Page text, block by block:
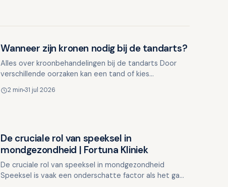
Wanneer zijn kronen nodig bij de tandarts?
Alles over kroonbehandelingen bij de tandarts Door
verschillende oorzaken kan een tand of kies
voldoende is.…
2 min31 jul 2026
Overig nieuws
De cruciale rol van speeksel in
mondgezondheid | Fortuna Kliniek
De cruciale rol van speeksel in mondgezondheid
Speeksel is vaak een onderschatte factor als het gaat